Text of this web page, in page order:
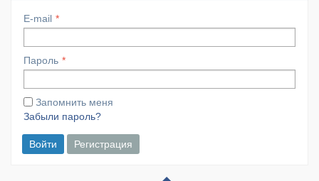
E-mail
Пароль
Запомнить меня
Забыли пароль?
Войти Регистрация